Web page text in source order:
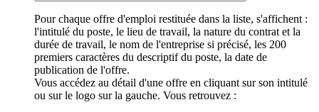
Pour chaque offre d'emploi restituée dans la liste, s'affichent :
l'intitulé du poste, le lieu de travail, la nature du contrat et la
durée de travail, le nom de l'entreprise si précisé, les 200
premiers caractères du descriptif du poste, la date de
publication de l'offre.
Vous accédez au détail d'une offre en cliquant sur son intitulé
ou sur le logo sur la gauche. Vous retrouvez :